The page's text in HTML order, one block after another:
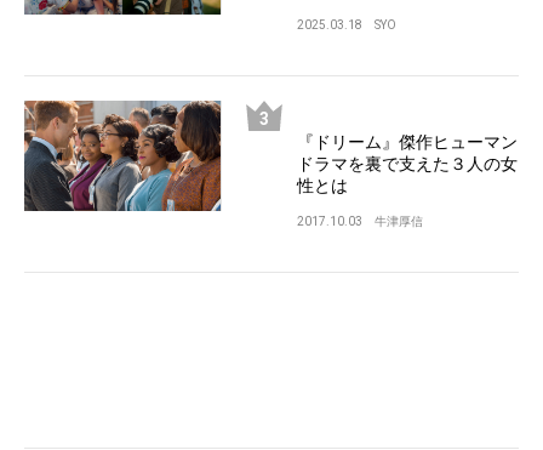
2025.03.18 SYO
『ドリーム』傑作ヒューマン
ドラマを裏で支えた３人の女
性とは
2017.10.03 牛津厚信